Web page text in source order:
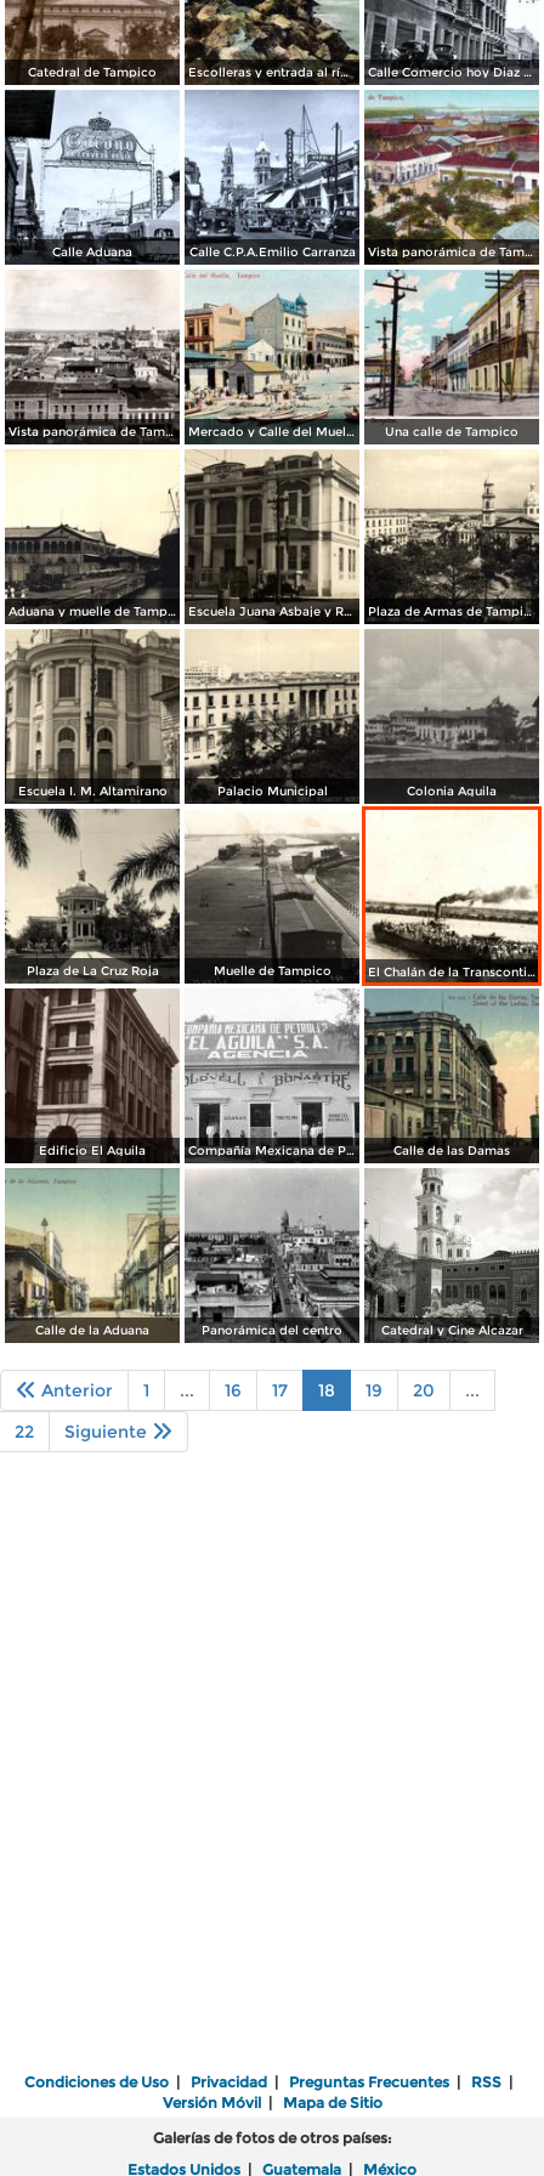
Catedral de Tampico Escolleras y entrada al río Pánuco Calle Comercio hoy Diaz Miron
Calle Aduana Calle C.P.A.Emilio Carranza Vista panorámica de Tampico
Vista panorámica de Tampico Mercado y Calle del Muelle Una calle de Tampico
Aduana y muelle de Tampico Escuela Juana Asbaje y Ramírez 1926 Plaza de Armas de Tampico
Escuela I. M. Altamirano Palacio Municipal Colonia Aguila
Plaza de La Cruz Roja Muelle de Tampico El Chalán de la Transcontinental
Edificio El Aguila Compañía Mexicana de Petróleo El Aguila Calle de las Damas
Calle de la Aduana Panorámica del centro Catedral y Cine Alcazar
Anterior 1 ... 16 17 18 19 20
...
22
Siguiente
Condiciones de Uso | Privacidad | Preguntas Frecuentes | RSS |
Versión Móvil| Mapa de Sitio
Galerías de fotos de otros países:
Estados Unidos | Guatemala | México